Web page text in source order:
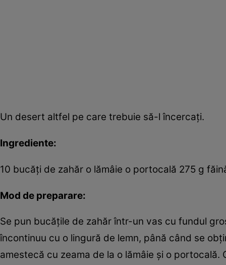
Un desert altfel pe care trebuie să-l încercaţi.
Ingrediente:
10 bucăţi de zahăr o lămâie o portocală 275 g
Mod de preparare:
Se pun bucăţile de zahăr într-un vas cu fundul
încontinuu cu o lingură de lemn, până când se
amestecă cu zeama de la o lămâie şi o